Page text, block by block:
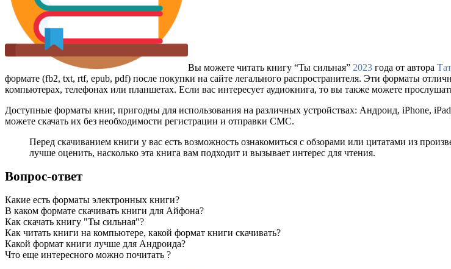
Вы можете читать книгу “Ты сильная” 2023 года от автора
формате (fb2, txt, rtf, epub, pdf) после покупки на сайте легального распространителя. Эти форматы
компьютерах, телефонах или планшетах. Если вас интересует аудиокнига, то вы также можете
Доступные форматы книг, пригодны для использования на различных устройствах: Андроид, iPhone,
можете скачать их без необходимости регистрации и отправки СМС.
Перед скачиванием книги у вас есть возможность ознакомиться с обзорами или цитатами из
лучше оценить, насколько эта книга вам подходит и вызывает интерес для чтения.
Вопрос-ответ
Какие есть форматы электронных книги?
В каком формате скачивать книги для Айфона?
Как скачать книгу "Ты сильная"?
Как читать книги на компьютере, какой формат книги скачивать?
Какой формат книги лучше для Андроида?
Что еще интересного можно почитать ?